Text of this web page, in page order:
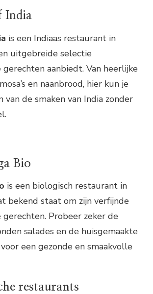
India
is een Indiaas restaurant in
uitgebreide selectie
gerechten aanbiedt. Van heerlijke
en naanbrood, hier kun je
van de smaken van India zonder
Bio
is een biologisch restaurant in
bekend staat om zijn verfijnde
gerechten. Probeer zeker de
salades en de huisgemaakte
een gezonde en smaakvolle
restaurants